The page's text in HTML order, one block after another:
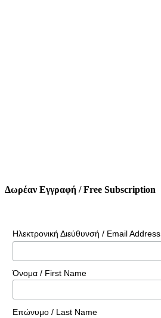
Δωρέαν Εγγραφή / Free Subscription
Ηλεκτρονική Διεύθυνσή / Email Address
Όνομα / First Name
Επώνυμο / Last Name